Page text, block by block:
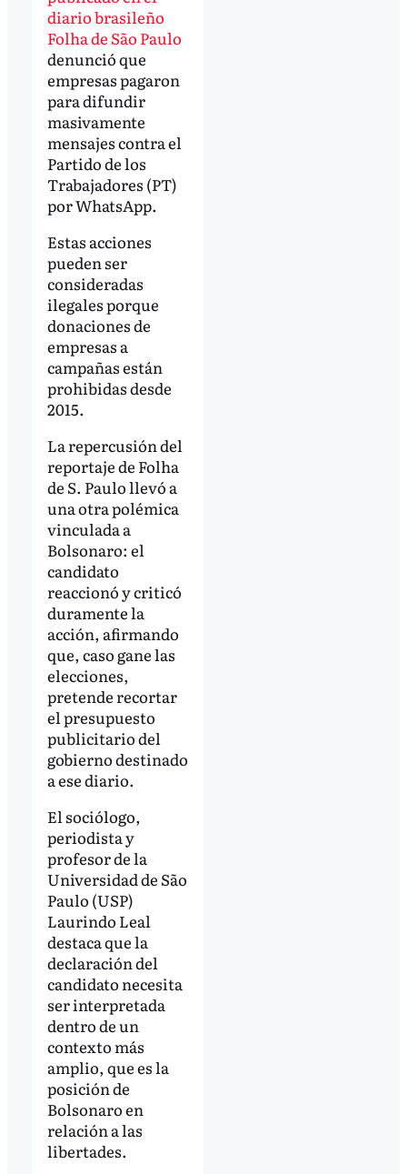
diario brasileño
Folha de São Paulo
denunció que
empresas pagaron
para difundir
masivamente
mensajes contra el
Partido de los
Trabajadores (PT)
por WhatsApp.
Estas acciones
pueden ser
consideradas
ilegales porque
donaciones de
empresas a
campañas están
prohibidas desde
2015.
La repercusión del
reportaje de Folha
de S. Paulo llevó a
una otra polémica
vinculada a
Bolsonaro: el
candidato
reaccionó y criticó
duramente la
acción, afirmando
que, caso gane las
elecciones,
pretende recortar
el presupuesto
publicitario del
gobierno destinado
a ese diario.
El sociólogo,
periodista y
profesor de la
Universidad de São
Paulo (USP)
Laurindo Leal
destaca que la
declaración del
candidato necesita
ser interpretada
dentro de un
contexto más
amplio, que es la
posición de
Bolsonaro en
relación a las
libertades.